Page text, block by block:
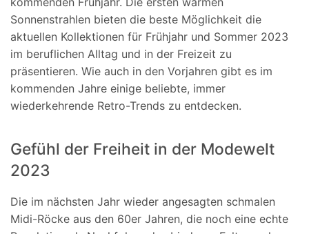
Sonnenstrahlen bieten die beste Möglichkeit die
aktuellen Kollektionen für Frühjahr und Sommer 2023
im beruflichen Alltag und in der Freizeit zu
präsentieren. Wie auch in den Vorjahren gibt es im
kommenden Jahre einige beliebte, immer
wiederkehrende Retro-Trends zu entdecken.
Gefühl der Freiheit in der Modewelt
2023
Die im nächsten Jahr wieder angesagten schmalen
Midi-Röcke aus den 60er Jahren, die noch eine echte